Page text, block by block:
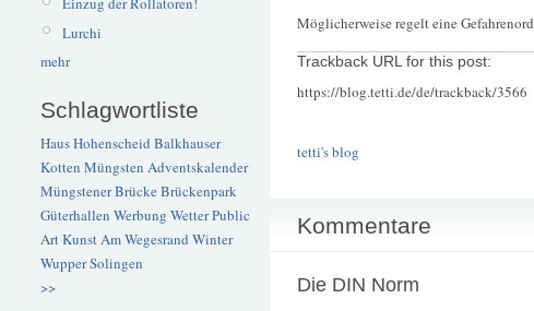
Lurchi
mehr
Schlagwortliste
Haus Hohenscheid Balkhauser
Kotten Müngsten Adventskalender
Müngstener BrückeBrückenpark
Güterhallen Werbung WetterPublic
ArtKunstAm Wegesrand Winter
WupperSolingen
>>
Möglicherweise regelt eine
Trackback URL for this post:
https://blog.tetti.de/de/trackback/3566
tetti's blog
Kommentare
Die DIN Norm